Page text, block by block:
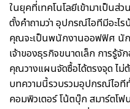
ในยุคที่เทคโนโลยีเข้ามาเป็นส่
ตั้งคำถามว่า อุปกรณ์ไอทีมีอะไร
คุณจะเป็นพนักงานออฟฟิศ นั
เจ้าของธุรกิจขนาดเล็ก การรู้จั
คุณวางแผนจัดซื้อได้ตรงจุด ไม่
บทความนี้รวบรวมอุปกรณ์ไอ
คอมพิวเตอร์ โน้ตบุ๊ก สมาร์ตโฟ